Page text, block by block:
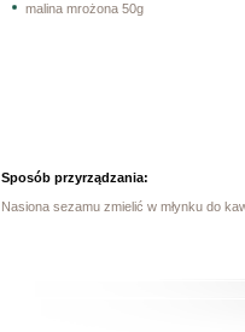
malina mrożona 50g
Sposób przyrządzania:
Nasiona sezamu zmielić w młynku do